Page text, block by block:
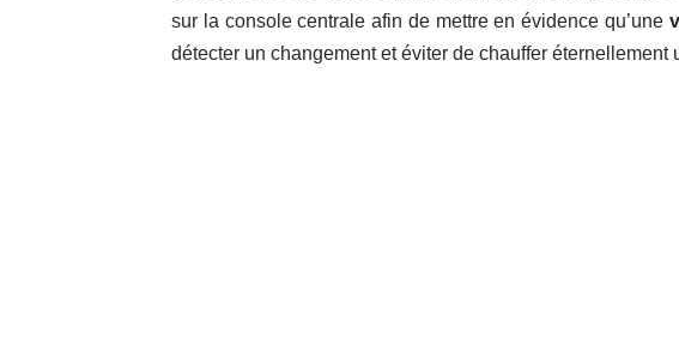
sur la console centrale afin de mettre en évidence qu’une
détecter un changement et éviter de chauffer éternellement